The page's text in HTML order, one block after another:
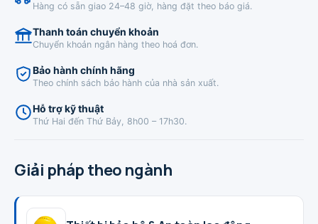
Hàng có sẵn giao 24–48 giờ, hàng đặt theo báo giá.
Thanh toán chuyển khoản
Chuyển khoản ngân hàng theo hoá đơn.
Bảo hành chính hãng
Theo chính sách bảo hành của nhà sản xuất.
Hỗ trợ kỹ thuật
Thứ Hai đến Thứ Bảy, 8h00 – 17h30.
Giải pháp theo ngành